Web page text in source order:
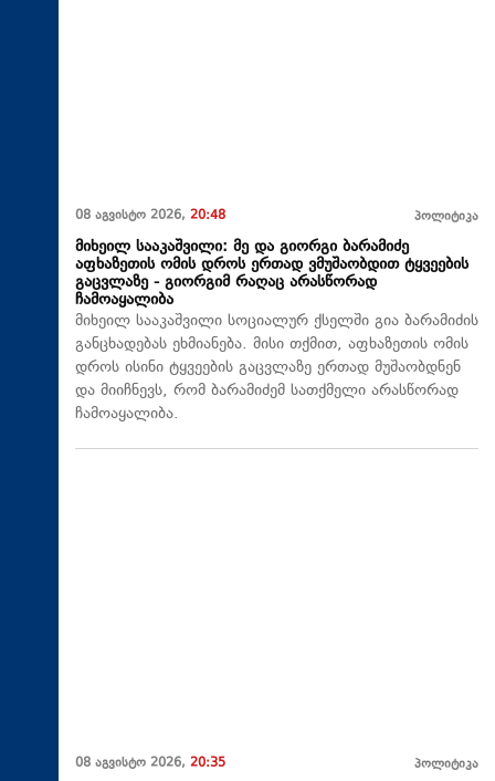
08 აგვისტო 2026, 20:48 პოლიტიკა
მიხეილ სააკაშვილი: მე და გიორგი ბარამიძე
აფხაზეთის ომის დროს ერთად ვმუშაობდით ტყვეების
გაცვლაზე - გიორგიმ რაღაც არასწორად
ჩამოაყალიბა
მიხეილ სააკაშვილი სოციალურ ქსელში გია ბარამიძის
განცხადებას ეხმიანება. მისი თქმით, აფხაზეთის ომის
დროს ისინი ტყვეების გაცვლაზე ერთად მუშაობდნენ
და მიიჩნევს, რომ ბარამიძემ სათქმელი არასწორად
ჩამოაყალიბა.
08 აგვისტო 2026, 20:35 პოლიტიკა